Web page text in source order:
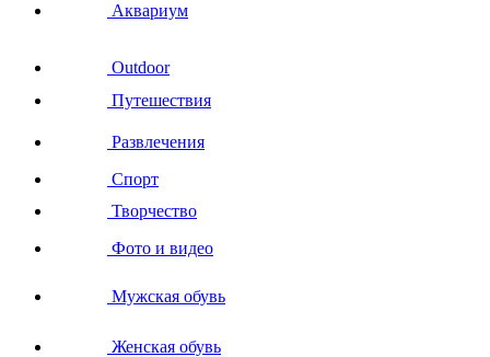
Аквариум
Outdoor
Путешествия
Развлечения
Спорт
Творчество
Фото и видео
Мужская обувь
Женская обувь